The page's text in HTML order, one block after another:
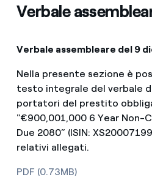
Verbale
Verbale assembleare del 9
Nella presente sezione è
testo integrale del verbale
portatori del prestito
"€900,001,000 6 Year Non-
Due 2080” (ISIN:
relativi allegati.
PDF (0.73MB)